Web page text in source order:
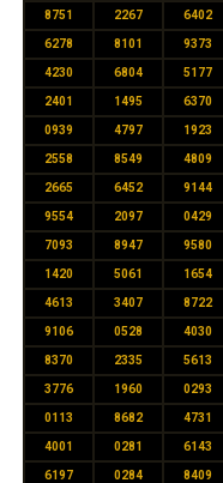
8751 2267 6402
6278 8101 9373
4230 6804 5177
2401 1495 6370
0939 4797 1923
2558 8549 4809
2665 6452 9144
9554 2097 0429
7093 8947 9580
1420 5061 1654
4613 3407 8722
9106 0528 4030
8370 2335 5613
3776 1960 0293
0113 8682 4731
4001 0281 6143
6197 0284 8409